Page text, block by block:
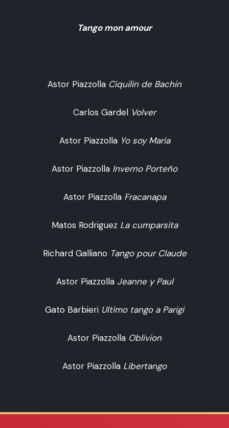
Tango mon amour
Astor Piazzolla Ciquilin de Bachin
Carlos Gardel Volver
Astor Piazzolla Yo soy Maria
Astor Piazzolla Inverno Porteño
Astor Piazzolla Fracanapa
Matos Rodriguez La cumparsita
Richard Galliano Tango pour Claude
Astor Piazzolla Jeanne y Paul
Gato Barbieri Ultimo tango a Parigi
Astor Piazzolla Oblivion
Astor Piazzolla Libertango